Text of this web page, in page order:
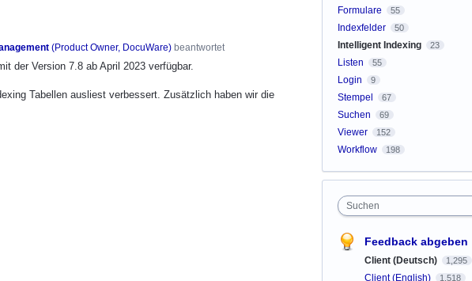
(Product Owner, DocuWare)beantwortet
der Version 7.8 ab April 2023 verfügbar.
Tabellen ausliest verbessert. Zusätzlich haben wir die
Formulare 55
Indexfelder 50
Intelligent Indexing 23
Listen 55
Login 9
Stempel 67
Suchen 69
Viewer 152
Workflow 198
Suchen
Feedback abgeben
Client (Deutsch) 1,295
Client (English) 1,518